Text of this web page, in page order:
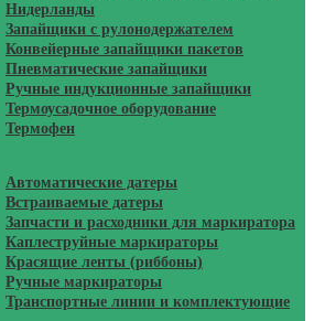
Нидерланды
Запайщики с рулонодержателем
Конвейерные запайщики пакетов
Пневматические запайщики
Ручные индукционные запайщики
Термоусадочное оборудование
Термофен
Автоматические датеры
Встраиваемые датеры
Запчасти и расходники для маркиратора
Каплеструйные маркираторы
Красящие ленты (риббоны)
Ручные маркираторы
Транспортные линии и комплектующие